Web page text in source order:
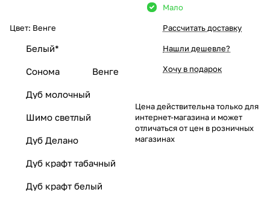
Цвет: Венге
Белый*
Сонома Венге
Дуб молочный
Шимо светлый
Дуб Делано
Дуб крафт табачный
Дуб крафт белый
Мало
Рассчитать доставку
Нашли дешевле?
Хочу в подарок
Цена действительна только для
интернет-магазина и может
отличаться от цен в розничных
магазинах